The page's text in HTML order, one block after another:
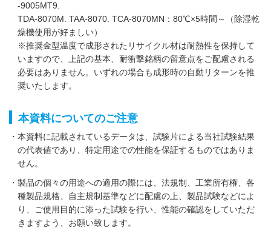
-9005MT9.
TDA-8070M. TAA-8070. TCA-8070MN：80℃×5時間～（除湿乾
燥機使用が好ましい）
※推奨金型温度で成形されたリサイクル材は耐熱性を保持して
いますので、上記の基本、耐衝撃銘柄の留意点をご配慮される
必要はありません。いずれの場合も成形時の自動リターンを推
奨いたします。
本資料についてのご注意
本資料に記載されているデータは、試験片による当社試験結果
の代表値であり、特定用途での性能を保証するものではありま
せん。
製品の個々の用途への適用の際には、法規制、工業所有権、各
種製品規格、自主規制基準などに配慮の上、製品試験などによ
り、ご使用目的に添った試験を行い、性能の確認をしていただ
きますよう、お願い致します。